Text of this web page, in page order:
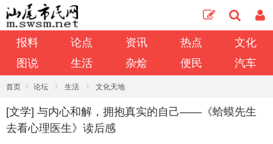
报料 论点 资讯 热点
文化
图说
生活 杂烩 便民 汽车
首页 › 论坛 › 生活 › 文化天地
[文学] 与内心和解，拥抱真实的自己——《蛤蟆先生
去看心理医生》读后感